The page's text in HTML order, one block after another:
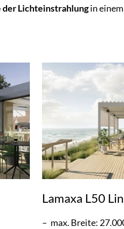
Lichteinstrahlungin
Lamaxa L50
max. Breite: